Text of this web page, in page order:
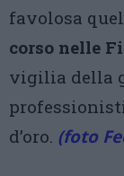
favolosa
corso nelle
vigilia della
d’oro. (foto